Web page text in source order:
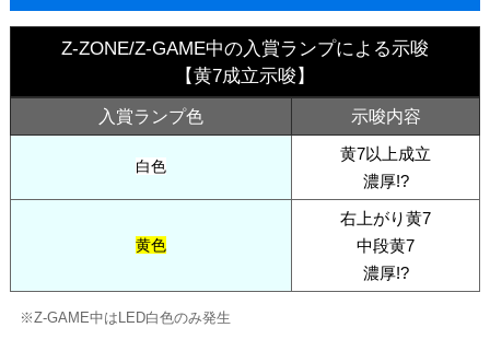
Z-ZONE/Z-GAME中の入賞ランプによる示唆
【黄7成立示唆】
入賞ランプ色 示唆内容
白色
黄7以上成立
濃厚!?
黄色
右上がり黄7
中段黄7
濃厚!?
※Z-GAME中はLED白色のみ発生